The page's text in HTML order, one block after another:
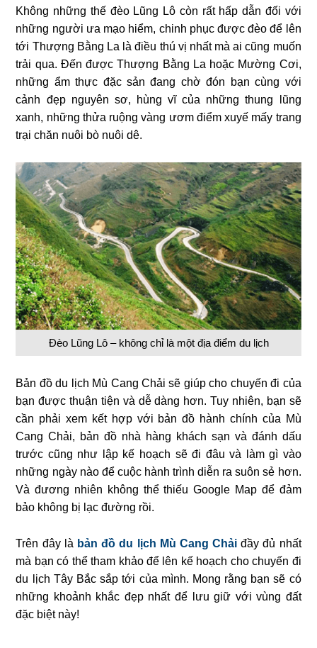
Không những thế đèo Lũng Lô còn rất hấp dẫn đối với
những người ưa mạo hiểm, chinh phục được đèo để lên
tới Thượng Bằng La là điều thú vị nhất mà ai cũng muốn
trải qua. Đến được Thượng Bằng La hoặc Mường Cơi,
những ẩm thực đặc sản đang chờ đón bạn cùng với
cảnh đẹp nguyên sơ, hùng vĩ của những thung lũng
xanh, những thửa ruộng vàng ươm điểm xuyế mấy trang
trại chăn nuôi bò nuôi dê.
Đèo Lũng Lô – không chỉ là một địa điểm du lịch
Bản đồ du lịch Mù Cang Chải sẽ giúp cho chuyến đi của
bạn được thuận tiện và dễ dàng hơn. Tuy nhiên, bạn sẽ
cần phải xem kết hợp với bản đồ hành chính của Mù
Cang Chải, bản đồ nhà hàng khách sạn và đánh dấu
trước cũng như lập kế hoạch sẽ đi đâu và làm gì vào
những ngày nào để cuộc hành trình diễn ra suôn sẻ hơn.
Và đương nhiên không thể thiếu Google Map để đảm
bảo không bị lạc đường rồi.
Trên đây là bản đồ du lịch Mù Cang Chải đầy đủ nhất
mà bạn có thể tham khảo để lên kế hoạch cho chuyến đi
du lịch Tây Bắc sắp tới của mình. Mong rằng bạn sẽ có
những khoảnh khắc đẹp nhất để lưu giữ với vùng đất
đặc biệt này!